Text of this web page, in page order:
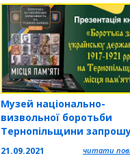
Музей національно-
визвольної боротьби
Тернопільщини
презентацію книги
21.09.2021 читати